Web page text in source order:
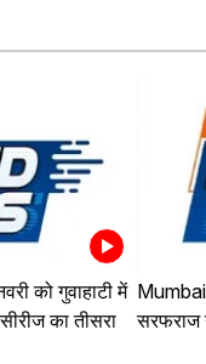
को गुवाहाटी में
का तीसरा
सरफराज